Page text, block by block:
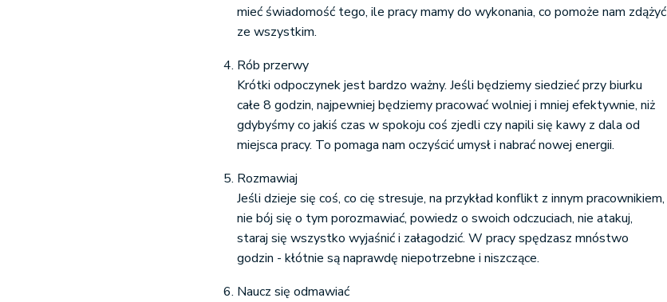
mieć świadomość tego, ile pracy mamy do wykonania, co pomoże nam zdążyć
ze wszystkim.
Rób przerwy
Krótki odpoczynek jest bardzo ważny. Jeśli będziemy siedzieć przy biurku
całe 8 godzin, najpewniej będziemy pracować wolniej i mniej efektywnie, niż
gdybyśmy co jakiś czas w spokoju coś zjedli czy napili się kawy z dala od
miejsca pracy. To pomaga nam oczyścić umysł i nabrać nowej energii.
Rozmawiaj
Jeśli dzieje się coś, co cię stresuje, na przykład konflikt z innym pracownikiem,
nie bój się o tym porozmawiać, powiedz o swoich odczuciach, nie atakuj,
staraj się wszystko wyjaśnić i załagodzić. W pracy spędzasz mnóstwo
godzin - kłótnie są naprawdę niepotrzebne i niszczące.
Naucz się odmawiać